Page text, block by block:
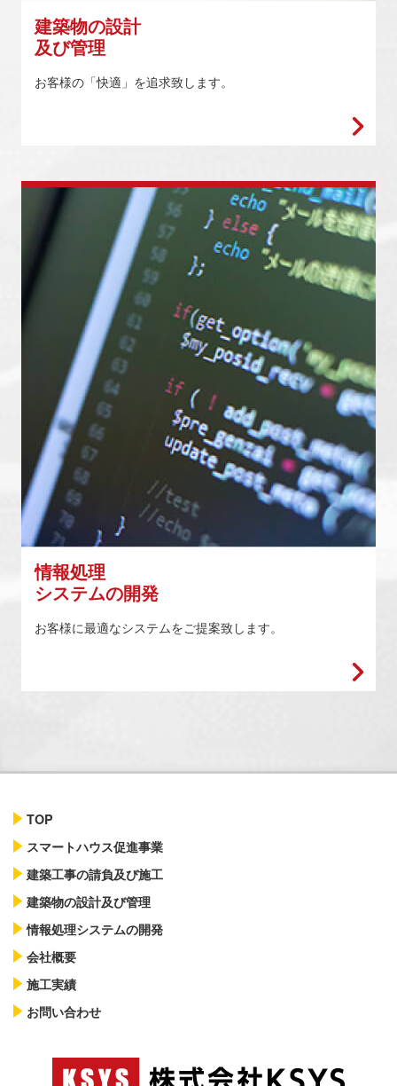
建築物の設計
及び管理
お客様の「快適」を追求致します。
情報処理
システムの開発
お客様に最適なシステムをご提案致します。
TOP
スマートハウス促進事業
建築工事の請負及び施工
建築物の設計及び管理
情報処理システムの開発
会社概要
施工実績
お問い合わせ